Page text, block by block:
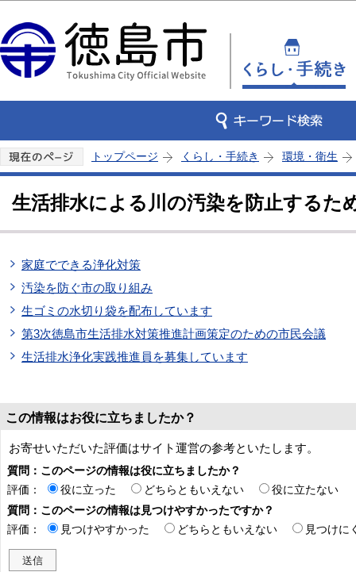
トップページ くらし・手続き 環境・衛生
生活排水による川の汚染を防止するた
家庭でできる浄化対策
汚染を防ぐ市の取り組み
生ゴミの水切り袋を配布しています
第3次徳島市生活排水対策推進計画策定のための市民会議
生活排水浄化実践推進員を募集しています
この情報はお役に立ちましたか？
お寄せいただいた評価はサイト運営の参考といたします。
質問：このページの情報は役に立ちましたか？
評価：
役に立った どちらともいえない
役に立たない
質問：このページの情報は見つけやすかったですか？
評価：
見つけやすかった どちらともいえない 見つけに